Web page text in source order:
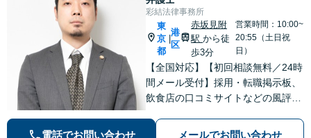
彩結法律事務所
東
京
都
港
区
赤坂見附
駅 から徒
歩3分
営業時間：10:00~
20:55（土日祝
日）
【全国対応】【初回相談無料／24時
間メール受付】採用・転職掲示板、
飲食店の口コミサイトなどの風評被
の種類を問わず相談可。可能な限り
電話でお問い合わせ メールでお問い合わせ